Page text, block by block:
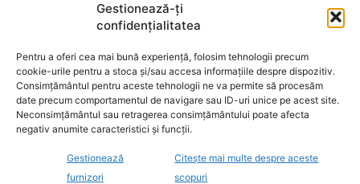
Gestionează-ți
confidențialitatea
Pentru a oferi cea mai bună experiență, folosim tehnologii precum
cookie-urile pentru a stoca și/sau accesa informațiile despre dispozitiv.
Consimțământul pentru aceste tehnologii ne va permite să procesăm
date precum comportamentul de navigare sau ID-uri unice pe acest site.
Neconsimțământul sau retragerea consimțământului poate afecta
negativ anumite caracteristici și funcții.
Gestionează
furnizori
Citește mai multe despre aceste
scopuri
13 Februarie 2023
Modernizarea sistemului de semaforizare
inteligentă din Capitală a fost decisă de primarul
Nicușor Dan. Edilul Capitalei a semnat
contractele...